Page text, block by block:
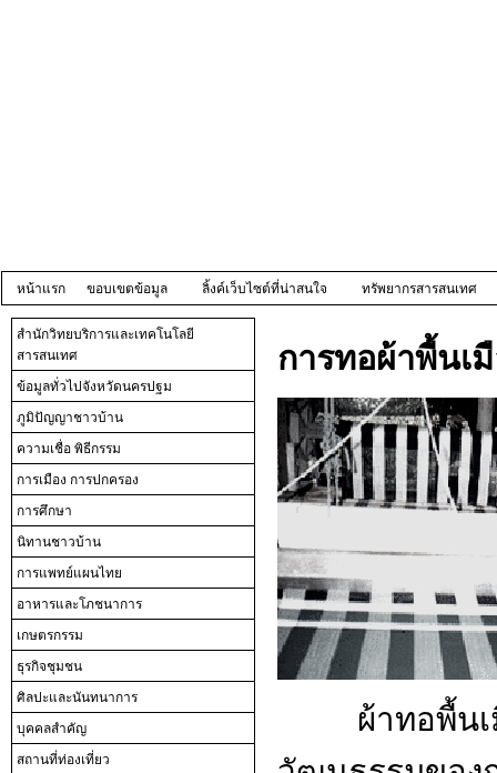
หน้าแรก ขอบเขตข้อมูล ลิ้งค์เว็บไซต์ที่น่าสนใจ ทรัพยากรสารสนเทศ
สำนักวิทยบริการและเทคโนโลยี
สารสนเทศ
ข้อมูลทั่วไปจังหวัดนครปฐม
ภูมิปัญญาชาวบ้าน
ความเชื่อ พิธีกรรม
การเมือง การปกครอง
การศึกษา
นิทานชาวบ้าน
การแพทย์แผนไทย
อาหารและโภชนาการ
เกษตรกรรม
ธุรกิจชุมชน
ศิลปะและนันทนาการ
บุคคลสำคัญ
สถานที่ท่องเที่ยว
การทอผ้าพื้นเ
ผ้าทอพื้น